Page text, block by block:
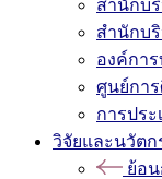
สำนักบ
สำนักบ
องค์กา
ศูนย์กา
การปร
วิจัยและนวัตก
ย้อ